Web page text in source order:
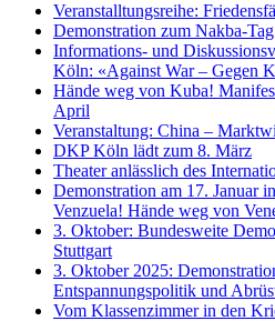
Veranstalltungsreihe:
Demonstration zum Nakba-
Informations- und
Köln: «Against War – Gegen
Hände weg von Kuba!
April
Veranstaltung: China –
DKP Köln lädt zum 8. März
Theater anlässlich des
Demonstration am 17. Januar
Venzuela! Hände weg von
3. Oktober: Bundesweite
Stuttgart
3. Oktober 2025:
Entspannungspolitik und
Vom Klassenzimmer in den